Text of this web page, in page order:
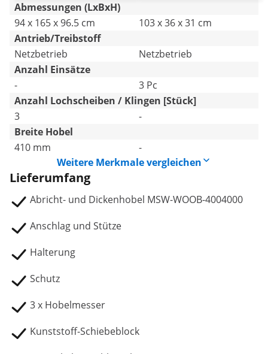
Abmessungen (LxBxH)
94 x 165 x 96.5 cm
103 x 36 x 31 cm
Antrieb/Treibstoff
Netzbetrieb
Netzbetrieb
Anzahl Einsätze
-
3 Pc
Anzahl Lochscheiben / Klingen [Stück]
3
-
Breite Hobel
410 mm
-
Weitere Merkmale vergleichen
Lieferumfang
Abricht- und Dickenhobel MSW-WOOB-4004000
Anschlag und Stütze
Halterung
Schutz
3 x Hobelmesser
Kunststoff-Schiebeblock